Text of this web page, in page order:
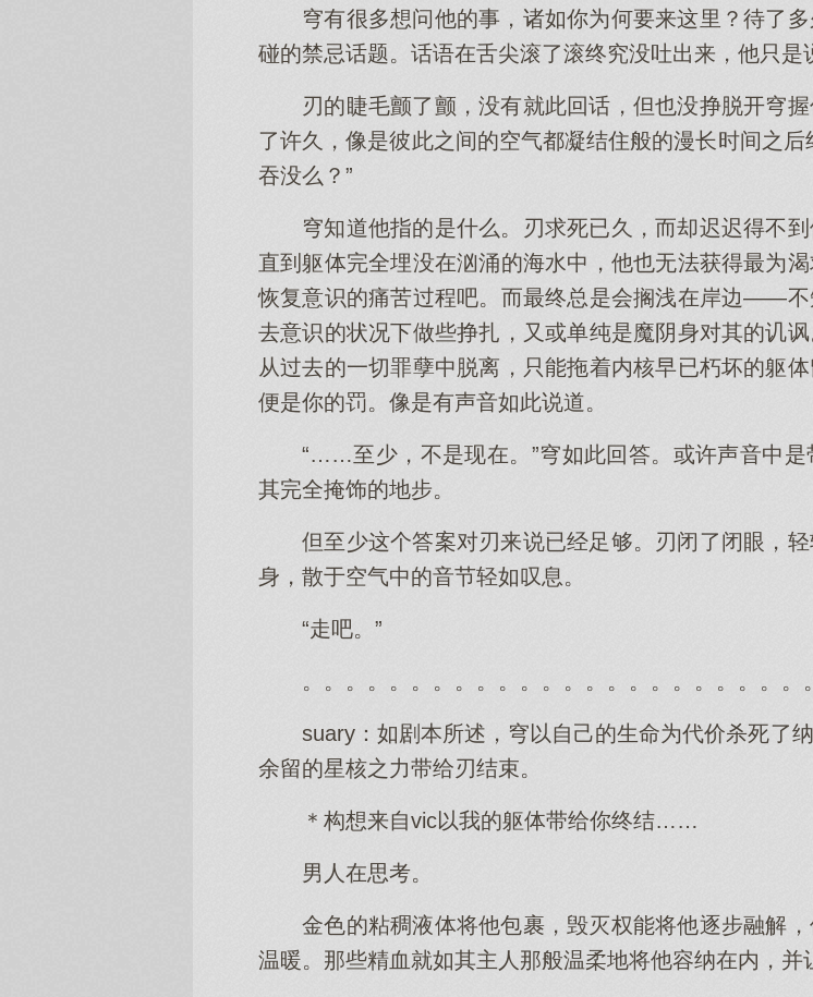
穹有很多想问他的事，诸如你为何要来这里？待了
碰的禁忌话题。话语在舌尖滚了滚终究没吐出来，他只是
刃的睫毛颤了颤，没有就此回话，但也没挣脱开穹
了许久，像是彼此之间的空气都凝结住般的漫长时间之
吞没么？”
穹知道他指的是什么。刃求死已久，而却迟迟得不
直到躯体完全埋没在汹涌的海水中，他也无法获得最为
恢复意识的痛苦过程吧。而最终总是会搁浅在岸边——
去意识的状况下做些挣扎，又或单纯是魔阴身对其的讥
从过去的一切罪孽中脱离，只能拖着内核早已朽坏的躯
便是你的罚。像是有声音如此说道。
“……至少，不是现在。”穹如此回答。或许声音中
其完全掩饰的地步。
但至少这个答案对刃来说已经足够。刃闭了闭眼，
身，散于空气中的音节轻如叹息。
“走吧。”
。。。。。。。。。。。。。。。。。。。。。。。
suary：如剧本所述，穹以自己的生命为代价杀死了
余留的星核之力带给刃结束。
＊构想来自vic以我的躯体带给你终结……
男人在思考。
金色的粘稠液体将他包裹，毁灭权能将他逐步融解
温暖。那些精血就如其主人那般温柔地将他容纳在内，并